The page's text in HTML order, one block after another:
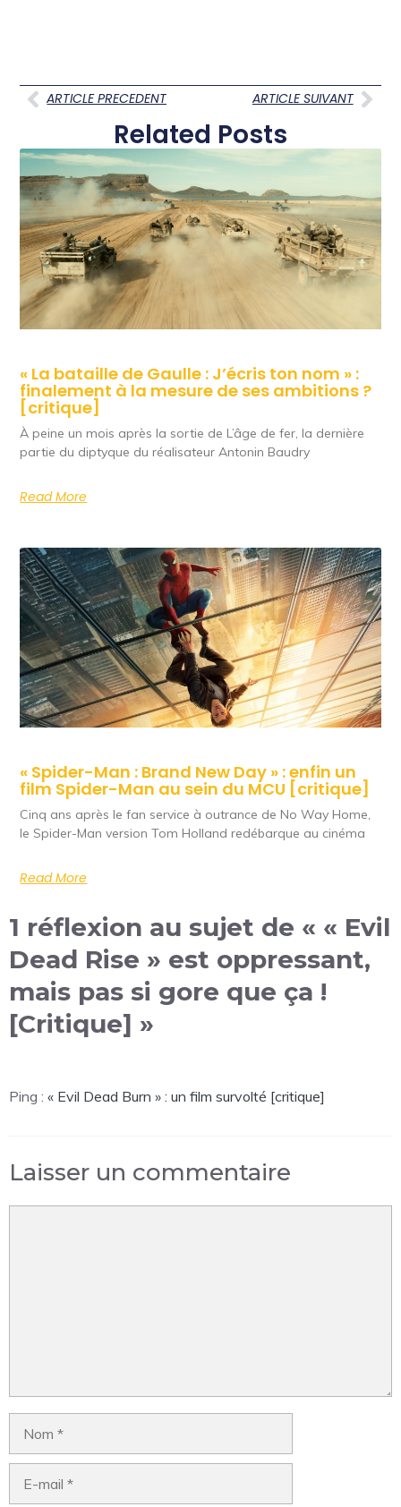
ARTICLE PRECEDENT ARTICLE SUIVANT
Related Posts
« La bataille de Gaulle : J’écris ton nom » :
finalement à la mesure de ses ambitions ?
[critique]
À peine un mois après la sortie de L’âge de fer, la dernière
partie du diptyque du réalisateur Antonin Baudry
Read More
« Spider-Man : Brand New Day » : enfin un
film Spider-Man au sein du MCU [critique]
Cinq ans après le fan service à outrance de No Way Home,
le Spider-Man version Tom Holland redébarque au cinéma
Read More
1 réflexion au sujet de « « Evil
Dead Rise » est oppressant,
mais pas si gore que ça !
[Critique] »
Ping : « Evil Dead Burn » : un film survolté [critique]
Laisser un commentaire